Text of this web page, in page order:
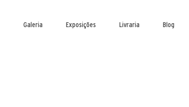
Galeria Exposições Livraria Blog